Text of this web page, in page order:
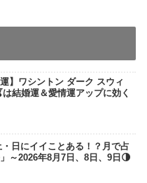
運】ワシントン ダーク スウィ
結婚運＆愛情運アップに効く
日にイイことある！？月で占
～2026年8月7日、8日、9日🌗